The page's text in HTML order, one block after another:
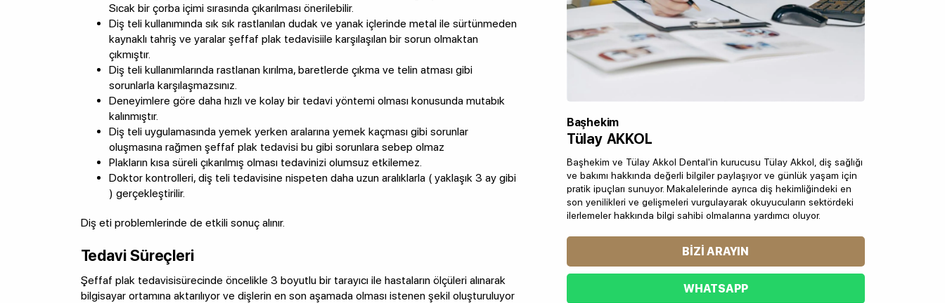
Sıcak bir çorba içimi sırasında çıkarılması önerilebilir.
Diş teli kullanımında sık sık rastlanılan dudak ve yanak içlerinde metal ile sürtünmeden
kaynaklı tahriş ve yaralar şeffaf plak tedavisiile karşılaşılan bir sorun olmaktan
çıkmıştır.
Diş teli kullanımlarında rastlanan kırılma, baretlerde çıkma ve telin atması gibi
sorunlarla karşılaşmazsınız.
Deneyimlere göre daha hızlı ve kolay bir tedavi yöntemi olması konusunda mutabık
kalınmıştır.
Diş teli uygulamasında yemek yerken aralarına yemek kaçması gibi sorunlar
oluşmasına rağmen şeffaf plak tedavisi bu gibi sorunlara sebep olmaz
Plakların kısa süreli çıkarılmış olması tedavinizi olumsuz etkilemez.
Doktor kontrolleri, diş teli tedavisine nispeten daha uzun aralıklarla ( yaklaşık 3 ay gibi
) gerçekleştirilir.
Diş eti problemlerinde de etkili sonuç alınır.
Tedavi Süreçleri
Şeffaf plak tedavisisürecinde öncelikle 3 boyutlu bir tarayıcı ile hastaların ölçüleri alınarak
bilgisayar ortamına aktarılıyor ve dişlerin en son aşamada olması istenen şekil oluşturuluyor
Başhekim
Tülay AKKOL
Başhekim ve Tülay Akkol Dental'in kurucusu Tülay Akkol, diş sağlığı
ve bakımı hakkında değerli bilgiler paylaşıyor ve günlük yaşam için
pratik ipuçları sunuyor. Makalelerinde ayrıca diş hekimliğindeki en
son yenilikleri ve gelişmeleri vurgulayarak okuyucuların sektördeki
ilerlemeler hakkında bilgi sahibi olmalarına yardımcı oluyor.
BIZI ARAYIN
WHATSAPP